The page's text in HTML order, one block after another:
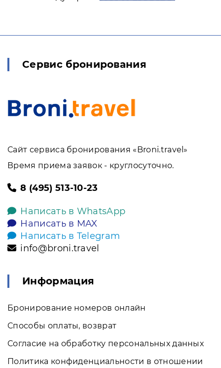
Сервис бронирования
Сайт сервиса бронирования «Broni.travel»
Время приема заявок - круглосуточно.
8 (495) 513-10-23
Написать в WhatsApp
Написать в MAX
Написать в Telegram
info@broni.travel
Информация
Бронирование номеров онлайн
Способы оплаты, возврат
Согласие на обработку персональных данных
Политика конфиденциальности в отношении